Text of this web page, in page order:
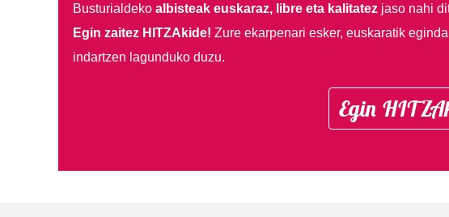
Busturialdeko albisteak euskaraz, libre eta kalitatezjaso nahi
Egin zaitez HITZAkide! Zure ekarpenari esker, euskaratik
indartzen lagunduko duzu.
Egin